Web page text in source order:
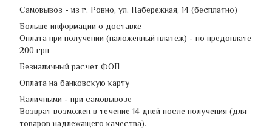
Самовывоз - из г. Ровно, ул. Набережная, 14 (бесплатно)
Больше информации о доставке
Оплата при получении (наложенный платеж) - по предоплате
200 грн
Безналичный расчет ФОП
Оплата на банковскую карту
Наличными - при самовывозе
Возврат возможен в течение 14 дней после получения (для
товаров надлежащего качества).